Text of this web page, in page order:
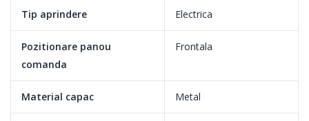
Tip aprindere Electrica
Pozitionare panou
comanda
Frontala
Material capac Metal